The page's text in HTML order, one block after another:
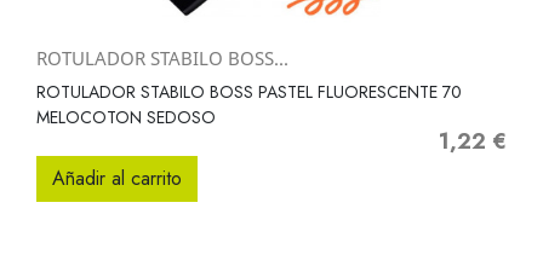
ROTULADOR STABILO BOSS...
ROTULADOR STABILO BOSS PASTEL FLUORESCENTE 70
MELOCOTON SEDOSO
Precio
1,22 €
Añadir al carrito